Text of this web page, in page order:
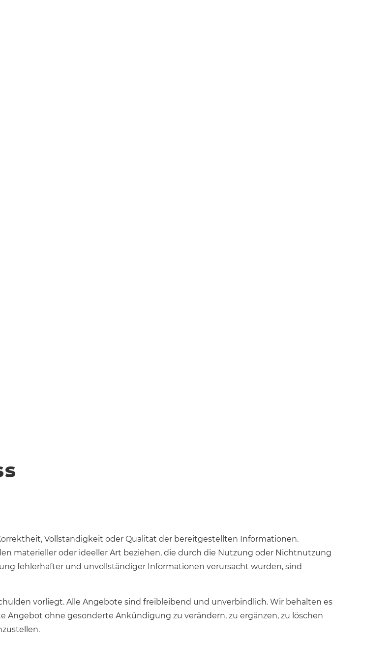
Vollständigkeit oder Qualität der bereitgestellten Informationen.
materieller oder ideeller Art beziehen, die durch die Nutzung oder Nichtnutzung
fehlerhafter und unvollständiger Informationen verursacht wurden, sind
vorliegt. Alle Angebote sind freibleibend und unverbindlich. Wir behalten es
Angebot ohne gesonderte Ankündigung zu verändern, zu ergänzen, zu löschen